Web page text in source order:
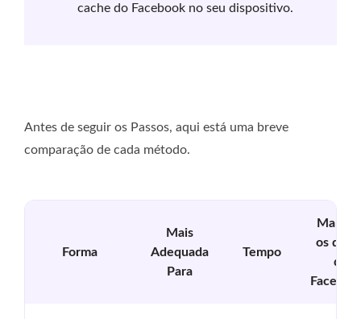
cache do Facebook no seu dispositivo.
Antes de seguir os Passos, aqui está uma breve
comparação de cada método.
Forma
Mais
Adequada
Para
Tempo
os
do